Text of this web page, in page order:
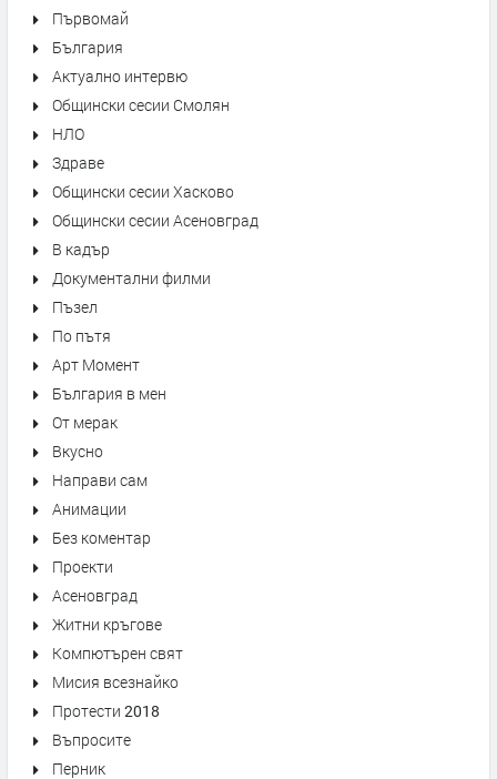
Първомай
България
Актуално интервю
Общински сесии Смолян
НЛО
Здраве
Общински сесии Хасково
Общински сесии Асеновград
В кадър
Документални филми
Пъзел
По пътя
Арт Момент
България в мен
От мерак
Вкусно
Направи сам
Анимации
Без коментар
Проекти
Асеновград
Житни кръгове
Компютърен свят
Мисия всезнайко
Протести 2018
Въпросите
Перник